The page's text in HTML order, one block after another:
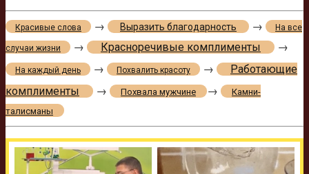
Красивые слова → Выразить благодарность → На все
случаи жизни → Красноречивые комплименты →
На каждый день → Похвалить красоту →
Работающие
комплименты
→ Похвала мужчине →
Камни-
талисманы